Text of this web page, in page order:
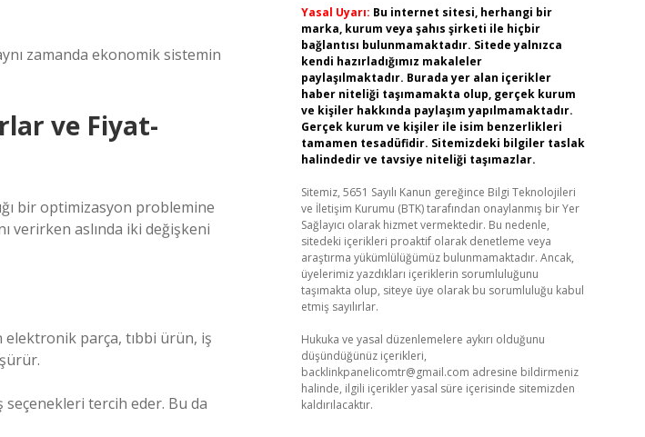
zamanda ekonomik sistemin
ve Fiyat-
bir optimizasyon problemine
verirken aslında iki değişkeni
elektronik parça, tıbbi ürün, iş
seçenekleri tercih eder. Bu da
Yasal Uyarı: Bu internet sitesi, herhangi bir
marka, kurum veya şahıs şirketi ile hiçbir
bağlantısı bulunmamaktadır. Sitede yalnızca
kendi hazırladığımız makaleler
paylaşılmaktadır. Burada yer alan içerikler
haber niteliği taşımamakta olup, gerçek kurum
ve kişiler hakkında paylaşım yapılmamaktadır.
Gerçek kurum ve kişiler ile isim benzerlikleri
tamamen tesadüfidir. Sitemizdeki bilgiler taslak
halindedir ve tavsiye niteliği taşımazlar.
Sitemiz, 5651 Sayılı Kanun gereğince Bilgi Teknolojileri
ve İletişim Kurumu (BTK) tarafından onaylanmış bir Yer
Sağlayıcı olarak hizmet vermektedir. Bu nedenle,
sitedeki içerikleri proaktif olarak denetleme veya
araştırma yükümlülüğümüz bulunmamaktadır. Ancak,
üyelerimiz yazdıkları içeriklerin sorumluluğunu
taşımakta olup, siteye üye olarak bu sorumluluğu kabul
etmiş sayılırlar.
Hukuka ve yasal düzenlemelere aykırı olduğunu
düşündüğünüz içerikleri,
backlinkpanelicomtr@gmail.com adresine bildirmeniz
halinde, ilgili içerikler yasal süre içerisinde sitemizden
kaldırılacaktır.